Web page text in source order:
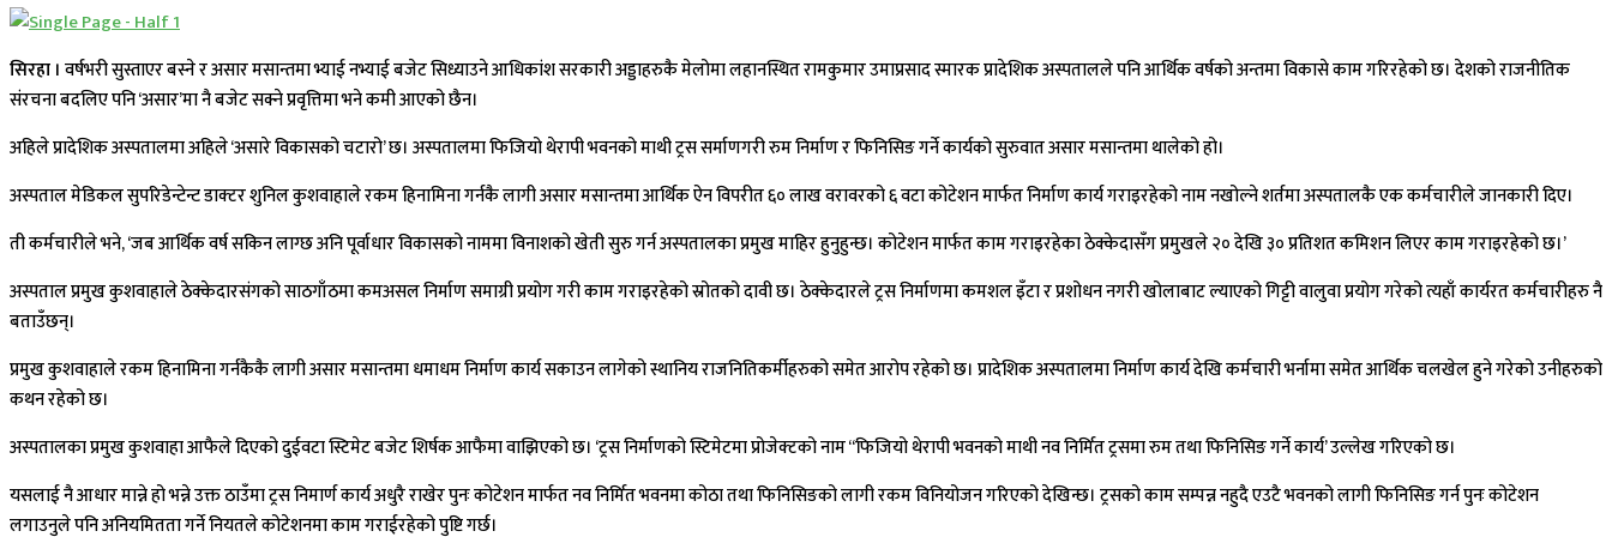
सिरहा । वर्षभरी सुस्ताएर बस्ने र असार मसान्तमा भ्याई नभ्याई बजेट सिध्याउने आधिकांश सरकारी अड्डाहरुकै मेलोमा लहानस्थित रामकुमार उमाप्रसाद स्मारक प्रादेशिक अस्पतालले पनि आर्थिक वर्षको अन्तमा विकासे काम गरिरहेको छ। देशको राजनीतिक
संरचना बदलिए पनि ‘असार’मा नै बजेट सक्ने प्रवृत्तिमा भने कमी आएको छैन।
अहिले प्रादेशिक अस्पतालमा अहिले ‘असारे विकासको चटारो’ छ। अस्पतालमा फिजियो थेरापी भवनको माथी ट्रस सर्माणगरी रुम निर्माण र फिनिसिङ गर्ने कार्यको सुरुवात असार मसान्तमा थालेको हो।
अस्पताल मेडिकल सुपरिडेन्टेन्ट डाक्टर शुनिल कुशवाहाले रकम हिनामिना गर्नकै लागी असार मसान्तमा आर्थिक ऐन विपरीत ६० लाख वरावरको ६ वटा कोटेशन मार्फत निर्माण कार्य गराइरहेको नाम नखोल्ने शर्तमा अस्पतालकै एक कर्मचारीले जानकारी दिए।
ती कर्मचारीले भने, ‘जब आर्थिक वर्ष सकिन लाग्छ अनि पूर्वाधार विकासको नाममा विनाशको खेती सुरु गर्न अस्पतालका प्रमुख माहिर हुनुहुन्छ। कोटेशन मार्फत काम गराइरहेका ठेक्केदासँग प्रमुखले २० देखि ३० प्रतिशत कमिशन लिएर काम गराइरहेको छ।’
अस्पताल प्रमुख कुशवाहाले ठेक्केदारसंगको साठगाँठमा कमअसल निर्माण समाग्री प्रयोग गरी काम गराइरहेको स्रोतको दावी छ। ठेक्केदारले ट्रस निर्माणमा कमशल इँटा र प्रशोधन नगरी खोलाबाट ल्याएको गिट्टी वालुवा प्रयोग गरेको त्यहाँ कार्यरत कर्मचारीहरु नै
बताउँछन्।
प्रमुख कुशवाहाले रकम हिनामिना गर्नकैकै लागी असार मसान्तमा धमाधम निर्माण कार्य सकाउन लागेको स्थानिय राजनितिकर्मीहरुको समेत आरोप रहेको छ। प्रादेशिक अस्पतालमा निर्माण कार्य देखि कर्मचारी भर्नामा समेत आर्थिक चलखेल हुने गरेको उनीहरुको
कथन रहेको छ।
अस्पतालका प्रमुख कुशवाहा आफैले दिएको दुईवटा स्टिमेट बजेट शिर्षक आफैमा वाझिएको छ। ‘ट्रस निर्माणको स्टिमेटमा प्रोजेक्टको नाम ‘‘फिजियो थेरापी भवनको माथी नव निर्मित ट्रसमा रुम तथा फिनिसिङ गर्ने कार्य’ उल्लेख गरिएको छ।
यसलाई नै आधार मान्ने हो भन्ने उक्त ठाउँमा ट्रस निमार्ण कार्य अधुरै राखेर पुनः कोटेशन मार्फत नव निर्मित भवनमा कोठा तथा फिनिसिङको लागी रकम विनियोजन गरिएको देखिन्छ। ट्रसको काम सम्पन्न नहुदै एउटै भवनको लागी फिनिसिङ गर्न पुनः कोटेशन
लगाउनुले पनि अनियमितता गर्ने नियतले कोटेशनमा काम गराईरहेको पुष्टि गर्छ।